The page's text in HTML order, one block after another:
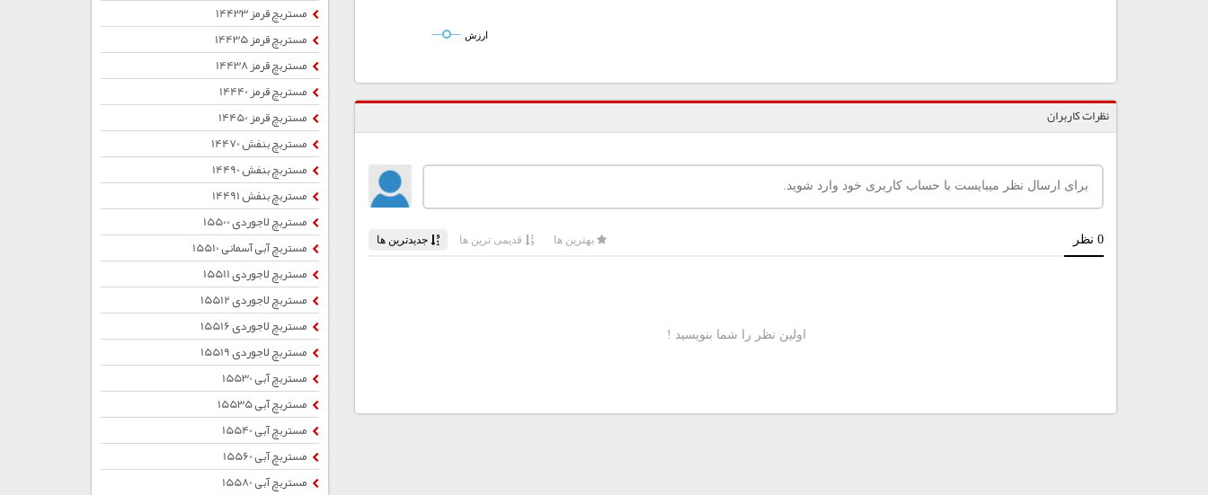
ارزش
نظرات کاربران
مستربچ قرمز 14433
مستربچ قرمز 14435
مستربچ قرمز 14438
مستربچ قرمز 14440
مستربچ قرمز 14450
مستربچ بنفش 14470
مستربچ بنفش 14490
مستربچ بنفش 14491
مستربچ لاجوردی 15500
مستربچ آبی آسمانی 15510
مستربچ لاجوردی 15511
مستربچ لاجوردی 15512
مستربچ لاجوردی 15516
مستربچ لاجوردی 15519
مستربچ آبی 15530
مستربچ آبی 15535
مستربچ آبی 15540
مستربچ آبی 15560
مستربچ آبی 15580